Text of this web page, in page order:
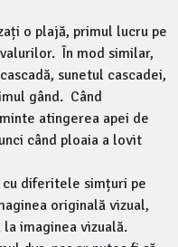
o plajă, primul lucru pe
În mod similar,
sunetul cascadei,
gând. Când
atingerea apei de
când ploaia a lovit
cu diferitele simțuri pe
originală vizual,
imaginea vizuală.